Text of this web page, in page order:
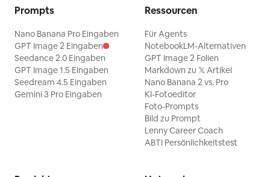
links-mittig mit offenem Schnabel; 12
mittig mit gelben Augen; 13 kleiner
grüner Frosch auf einem Stein in der
Nähe des blauen Frosches; 14 langer
roter Salamander-Drache ganz links im
Vordergrund mit Schnurrhaaren und
einem breiten Maul; 15 kleine grüne
Eidechse mit langem Hals unten links; 16
Prompts
Nano Banana Pro Eingaben
GPT Image 2 Eingaben
Seedance 2.0 Eingaben
GPT Image 1.5 Eingaben
Seedream 4.5 Eingaben
Gemini 3 Pro Eingaben
Ressourcen
Für Agents
NotebookLM-Alternativen
GPT Image 2 Folien
Markdown zu 𝕏 Artikel
Nano Banana 2 vs. Pro
KI-Fotoeditor
Foto-Prompts
Bild zu Prompt
Lenny Career Coach
ABTI Persönlichkeitstest